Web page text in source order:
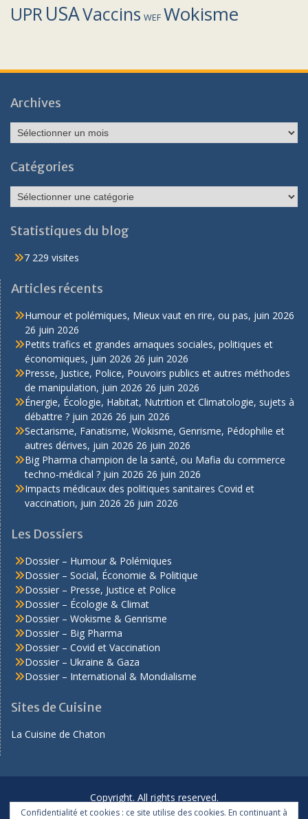
UPR USAVaccins WEF Wokisme
Archives
Archives
Catégories
Catégories
Statistiques du blog
7 229 visites
Articles récents
Humour et polémiques, Mieux vaut en rire, ou pas, juin 2026
26 juin 2026
Petits trafics et grandes arnaques sociales, politiques et
économiques, juin 2026 26 juin 2026
Presse, Justice, Police, Pouvoirs publics et autres méthodes
de manipulation, juin 2026 26 juin 2026
Énergie, Écologie, Habitat, Nutrition et Climatologie, sujets à
débattre ? juin 2026 26 juin 2026
Sectarisme, Fanatisme, Wokisme, Genrisme, Pédophilie et
autres dérives, juin 2026 26 juin 2026
Big Pharma champion de la santé, ou Mafia du commerce
techno-médical ? juin 2026 26 juin 2026
Impacts médicaux des politiques sanitaires Covid et
vaccination, juin 2026 26 juin 2026
Les Dossiers
Dossier – Humour & Polémiques
Dossier – Social, Économie & Politique
Dossier – Presse, Justice et Police
Dossier – Écologie & Climat
Dossier – Wokisme & Genrisme
Dossier – Big Pharma
Dossier – Covid et Vaccination
Dossier – Ukraine & Gaza
Dossier – International & Mondialisme
Sites de Cuisine
La Cuisine de Chaton
Copyright. All rights reserved.
Proudly powered by WordPress |Education Hub byWEN
Confidentialité et cookies : ce site utilise des cookies. En continuant à